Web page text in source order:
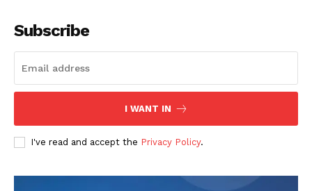
Subscribe
I WANT IN
I've read and accept the Privacy Policy.